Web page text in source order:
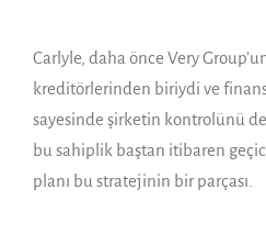
Carlyle, daha önce Very
kreditörlerinden biriydi ve
sayesinde şirketin kontrolünü
bu sahiplik baştan itibaren
planı bu stratejinin bir parçası.